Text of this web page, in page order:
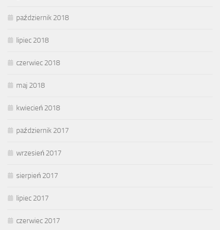
październik 2018
lipiec 2018
czerwiec 2018
maj 2018
kwiecień 2018
październik 2017
wrzesień 2017
sierpień 2017
lipiec 2017
czerwiec 2017